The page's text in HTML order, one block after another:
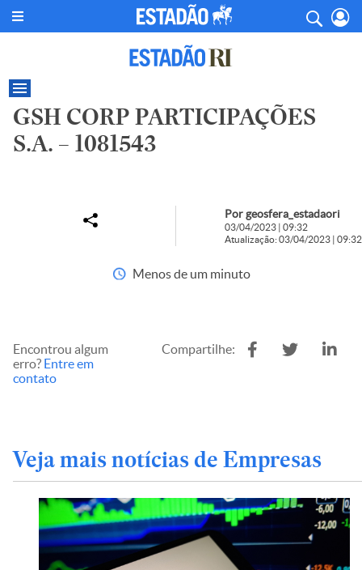
GSH CORP PARTICIPAÇÕES
S.A. – 1081543
Por geosfera_estadaori
03/04/2023 | 09:32
Atualização: 03/04/2023 | 09:32
Menos de um minuto
Encontrou algum
erro? Entre em
contato
Compartilhe:
Veja mais notícias de Empresas